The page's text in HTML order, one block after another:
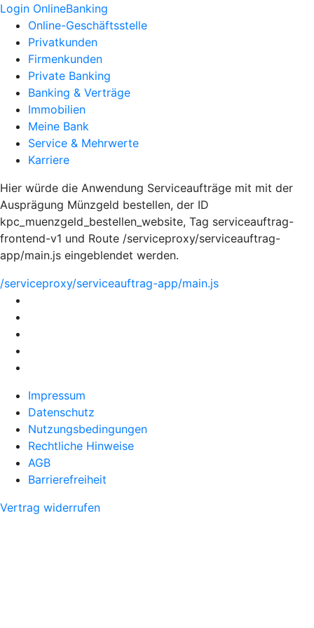
Login OnlineBanking
Online-Geschäftsstelle
Privatkunden
Firmenkunden
Private Banking
Banking & Verträge
Immobilien
Meine Bank
Service & Mehrwerte
Karriere
Hier würde die Anwendung Serviceaufträge mit mit der
Ausprägung Münzgeld bestellen, der ID
kpc_muenzgeld_bestellen_website, Tag serviceauftrag-
frontend-v1 und Route /serviceproxy/serviceauftrag-
app/main.js eingeblendet werden.
/serviceproxy/serviceauftrag-app/main.js
Impressum
Datenschutz
Nutzungsbedingungen
Rechtliche Hinweise
AGB
Barrierefreiheit
Vertrag widerrufen